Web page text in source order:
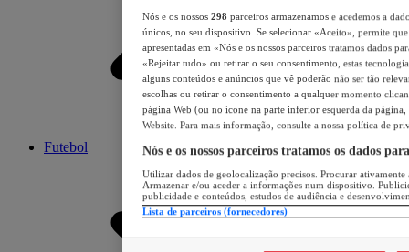
Futebol
Nós e os nossos 298 parceiros armazenamos e acedemos a
únicos, no seu dispositivo. Se selecionar «Aceito», permite
apresentadas em «Nós e os nossos parceiros tratamos dados
«Rejeitar tudo» ou retirar o seu consentimento, estas
alguns conteúdos e anúncios que vê poderão não ser tão
escolhas ou retirar o consentimento a qualquer momento
página Web (ou no ícone na parte inferior esquerda da página,
Website. Para mais informação, consulte a nossa política de
Nós e os nossos parceiros tratamos os dados
Utilizar dados de geolocalização precisos. Procurar
Armazenar e/ou aceder a informações num dispositivo.
publicidade e conteúdos, estudos de audiência e
Lista de parceiros (fornecedores)